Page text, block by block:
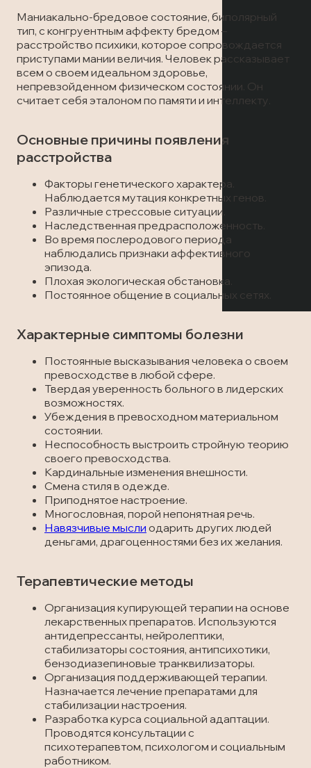
Лечение алкоголизма
Транспортировка пациентов
Скорая медицинская помощь
Онлайн-консультация
Запись на прием
Вызов врача
Запись на прием
Вызов врача
Статьи
Запись на прием
Маниакально-бредовое состояние, биполярный
тип, с конгруентным аффекту бредом –
расстройство психики, которое сопровождается
приступами мании величия. Человек рассказывает
всем о своем идеальном здоровье,
непревзойденном физическом состоянии. Он
считает себя эталоном по памяти и интеллекту.
Основные причины появления
расстройства
Факторы генетического характера.
Наблюдается мутация конкретных генов.
Различные стрессовые ситуации.
Наследственная предрасположенность.
Во время послеродового периода
наблюдались признаки аффективного
эпизода.
Плохая экологическая обстановка.
Постоянное общение в социальных сетях.
Характерные симптомы болезни
Постоянные высказывания человека о своем
превосходстве в любой сфере.
Твердая уверенность больного в лидерских
возможностях.
Убеждения в превосходном материальном
состоянии.
Неспособность выстроить стройную теорию
своего превосходства.
Кардинальные изменения внешности.
Смена стиля в одежде.
Приподнятое настроение.
Многословная, порой непонятная речь.
Навязчивые мысли одарить других людей
деньгами, драгоценностями без их желания.
Терапевтические методы
Организация купирующей терапии на основе
лекарственных препаратов. Используются
антидепрессанты, нейролептики,
стабилизаторы состояния, антипсихотики,
бензодиазепиновые транквилизаторы.
Организация поддерживающей терапии.
Назначается лечение препаратами для
стабилизации настроения.
Разработка курса социальной адаптации.
Проводятся консультации с
психотерапевтом, психологом и социальным
работником.